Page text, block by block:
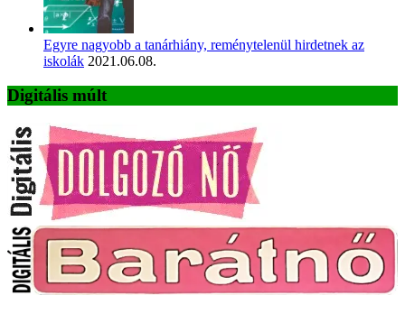
Egyre nagyobb a tanárhiány, reménytelenül hirdetnek az
iskolák 2021.06.08.
Digitális múlt